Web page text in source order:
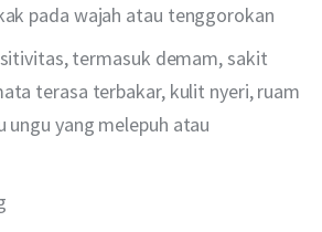
pada wajah atau tenggorokan
termasuk demam, sakit
terasa terbakar, kulit nyeri, ruam
ungu yang melepuh atau